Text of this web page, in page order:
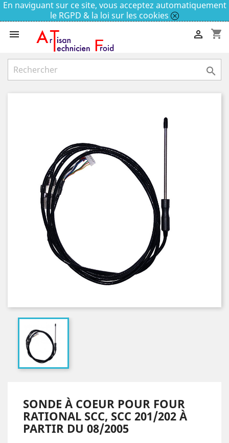
En naviguant sur ce site, vous acceptez automatiquement
le RGPD & la loi sur les cookies
 shopping_cart


SONDE À COEUR POUR FOUR
RATIONAL SCC, SCC 201/202 À
PARTIR DU 08/2005